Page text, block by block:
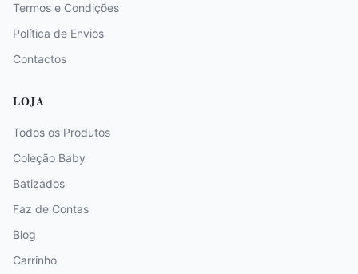
Termos e Condições
Política de Envios
Contactos
LOJA
Todos os Produtos
Coleção Baby
Batizados
Faz de Contas
Blog
Carrinho